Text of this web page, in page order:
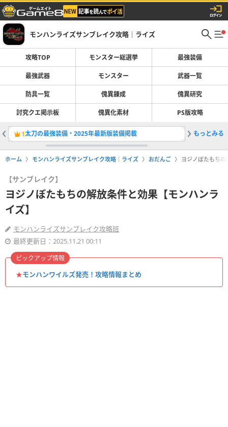
モンハンライズサンブレイク攻略｜ライズ
攻略TOP モンスター総選挙 最強装備
最強武器 モンスター 武器一覧
防具一覧 傀異錬成 傀異研究
討究クエ掲示板 傀異化素材 PS版攻略
1太刀の最強装備・2025年最新版装備掲載 2原初を
もっとみる
ホーム モンハンライズサンブレイク攻略｜ライズ おだんご ヨジノぼたもち
【サンブレイク】
ヨジノぼたもちの解放条件と効果【モンハンラ
イズ】
モンハンライズサンブレイク攻略班
最終更新日：2025.11.21 00:11
★モンハンワイルズ発売！攻略情報まとめ
ピックアップ情報